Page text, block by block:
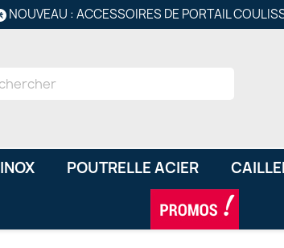
NOUVEAU : ACCESSOIRES DE PORTAIL
INOX POUTRELLE ACIER